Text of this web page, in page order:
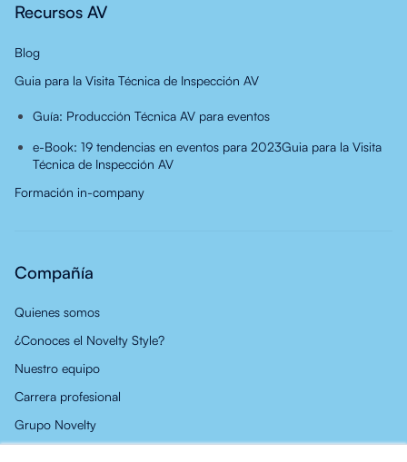
Recursos AV
Blog
Guia para la Visita Técnica de Inspección AV
Guía: Producción Técnica AV para eventos
e-Book: 19 tendencias en eventos para 2023Guia para la Visita
Técnica de Inspección AV
Formación in-company
Compañía
Quienes somos
¿Conoces el Novelty Style?
Nuestro equipo
Carrera profesional
Grupo Novelty